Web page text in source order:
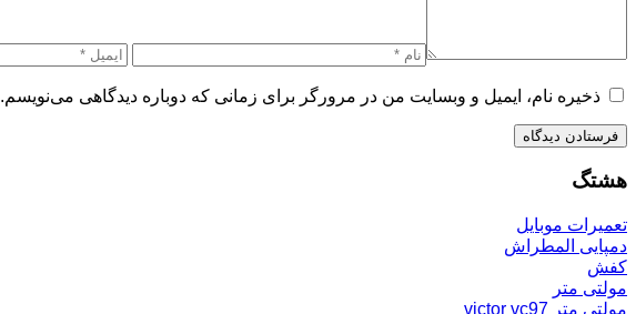
ذخیره نام، ایمیل و وبسایت من در مرورگر برای زمانی که دوباره دیدگاهی می‌نویسم.
هشتگ
تعمیرات موبایل
دمپایی المطراش
کفش
مولتی متر
مولتی متر victor vc97